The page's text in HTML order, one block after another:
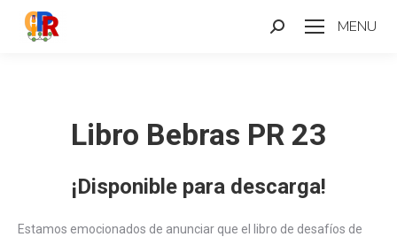
MENU
Search:
Libro Bebras PR 23
¡Disponible para descarga!
Estamos emocionados de anunciar que el libro de desafíos de